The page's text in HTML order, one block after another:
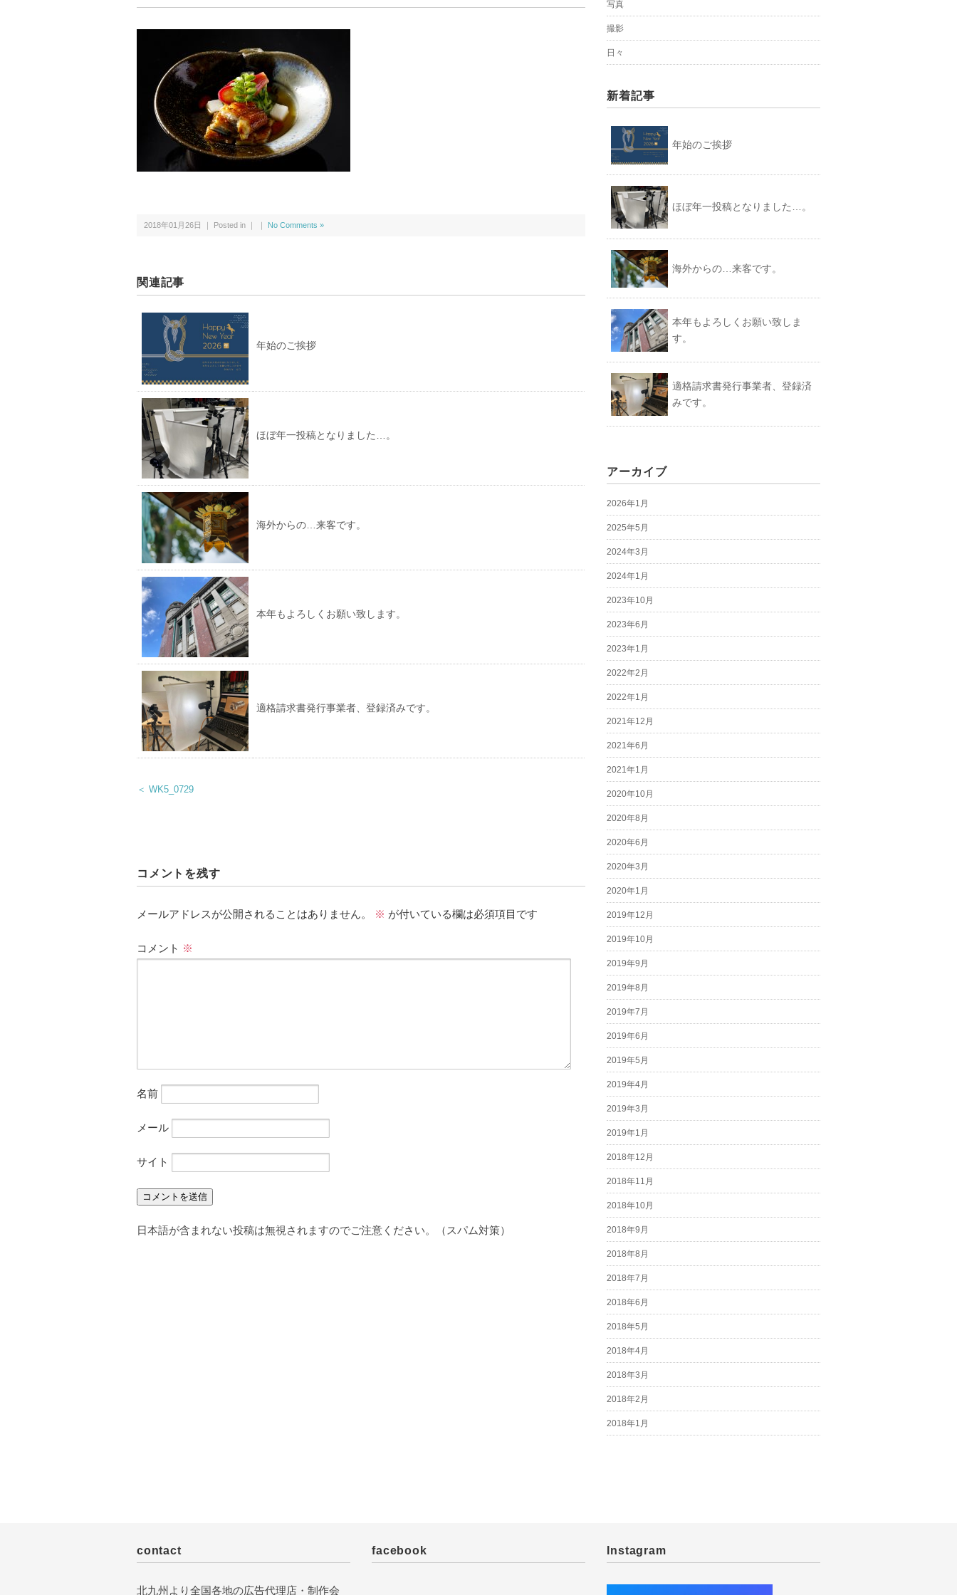
2018年01月26日 ｜ Posted in ｜ ｜ No Comments »
関連記事
年始のご挨拶
ほぼ年一投稿となりました…。
海外からの…来客です。
本年もよろしくお願い致します。
適格請求書発行事業者、登録済みです。
＜ WK5_0729
コメントを残す
メールアドレスが公開されることはありません。 ※ が付いている欄は必須項目です
コメント ※
名前
メール
サイト
日本語が含まれない投稿は無視されますのでご注意ください。（スパム対策）
写真
撮影
日々
新着記事
年始のご挨拶
ほぼ年一投稿となりました…。
海外からの…来客です。
本年もよろしくお願い致しま
す。
適格請求書発行事業者、登録済
みです。
アーカイブ
2026年1月
2025年5月
2024年3月
2024年1月
2023年10月
2023年6月
2023年1月
2022年2月
2022年1月
2021年12月
2021年6月
2021年1月
2020年10月
2020年8月
2020年6月
2020年3月
2020年1月
2019年12月
2019年10月
2019年9月
2019年8月
2019年7月
2019年6月
2019年5月
2019年4月
2019年3月
2019年1月
2018年12月
2018年11月
2018年10月
2018年9月
2018年8月
2018年7月
2018年6月
2018年5月
2018年4月
2018年3月
2018年2月
2018年1月
contact
北九州より全国各地の広告代理店・制作会
facebook Instagram